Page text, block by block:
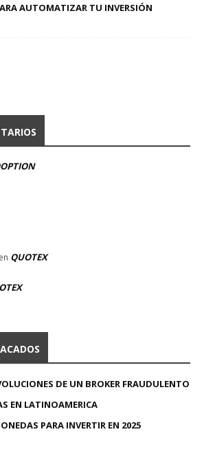
AUTOMATIZAR TU INVERSIÓN
en QUOTEX
DE UN BROKER FRAUDULENTO
EN LATINOAMERICA
PARA INVERTIR EN 2025